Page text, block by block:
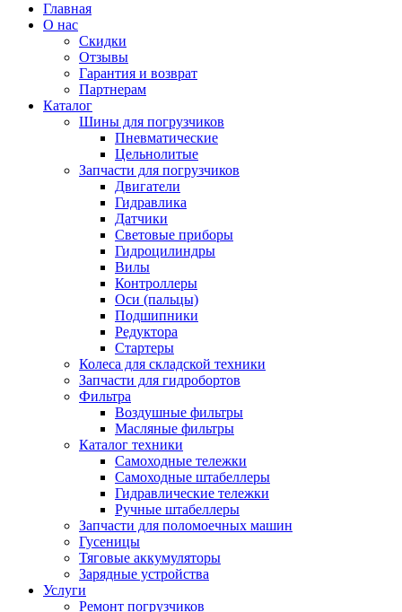
Главная
О нас
Скидки
Отзывы
Гарантия и возврат
Партнерам
Каталог
Шины для погрузчиков
Пневматические
Цельнолитые
Запчасти для погрузчиков
Двигатели
Гидравлика
Датчики
Световые приборы
Гидроцилиндры
Вилы
Контроллеры
Оси (пальцы)
Подшипники
Редуктора
Стартеры
Колеса для складской техники
Запчасти для гидробортов
Фильтра
Воздушные фильтры
Масляные фильтры
Каталог техники
Самоходные тележки
Самоходные штабеллеры
Гидравлические тележки
Ручные штабеллеры
Запчасти для поломоечных машин
Гусеницы
Тяговые аккумуляторы
Зарядные устройства
Услуги
Ремонт погрузчиков